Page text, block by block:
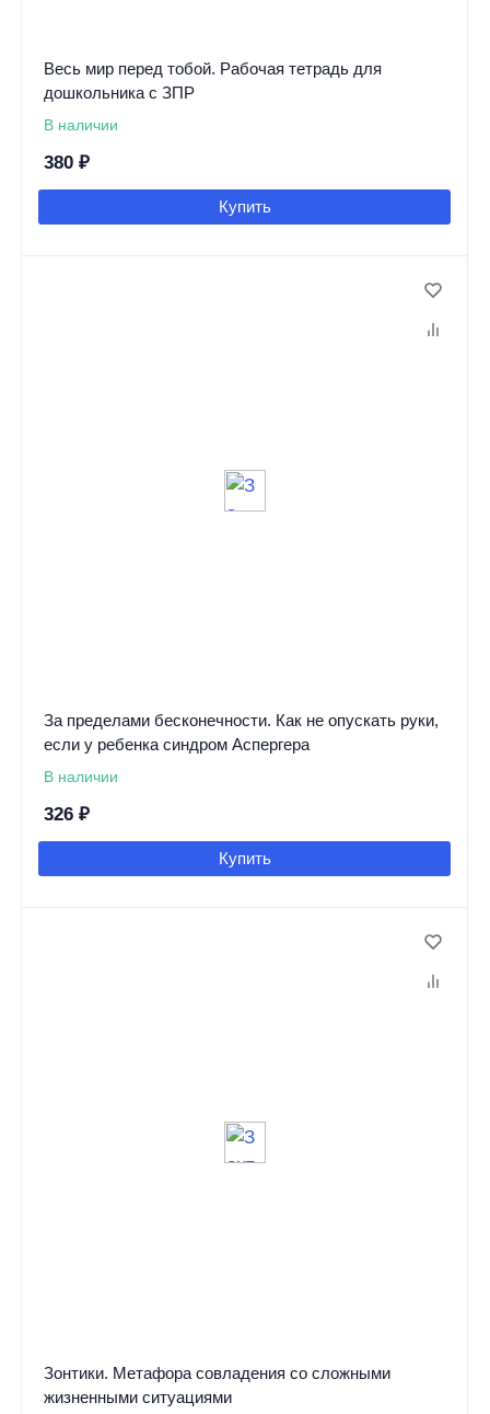
Весь мир перед тобой. Рабочая тетрадь для
дошкольника с ЗПР
В наличии
380 ₽
Купить
За пределами бесконечности. Как не опускать руки,
если у ребенка синдром Аспергера
В наличии
326 ₽
Купить
Зонтики. Метафора совладения со сложными
жизненными ситуациями